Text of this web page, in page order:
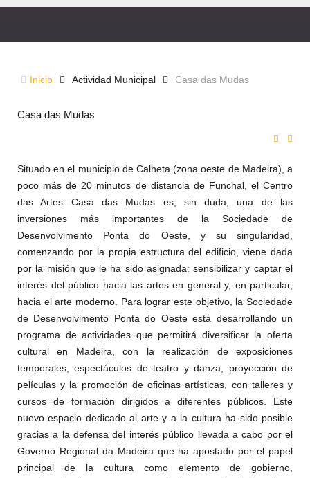
CASA DAS MUDAS
Inicio Actividad Municipal Casa das Mudas
Casa das Mudas
Situado en el municipio de Calheta (zona oeste de Madeira), a
poco más de 20 minutos de distancia de Funchal, el Centro
das Artes Casa das Mudas es, sin duda, una de las
inversiones más importantes de la Sociedade de
Desenvolvimento Ponta do Oeste, y su singularidad,
comenzando por la propia estructura del edificio, viene dada
por la misión que le ha sido asignada: sensibilizar y captar el
interés del público hacia las artes en general y, en particular,
hacia el arte moderno. Para lograr este objetivo, la Sociedade
de Desenvolvimento Ponta do Oeste está desarrollando un
programa de actividades que permitirá diversificar la oferta
cultural en Madeira, con la realización de exposiciones
temporales, espectáculos de teatro y danza, proyección de
películas y la promoción de oficinas artísticas, con talleres y
cursos de formación dirigidos a diferentes públicos. Este
nuevo espacio dedicado al arte y a la cultura ha sido posible
gracias a la defensa del interés público llevada a cabo por el
Governo Regional da Madeira que ha apostado por el papel
principal de la cultura como elemento de gobierno,